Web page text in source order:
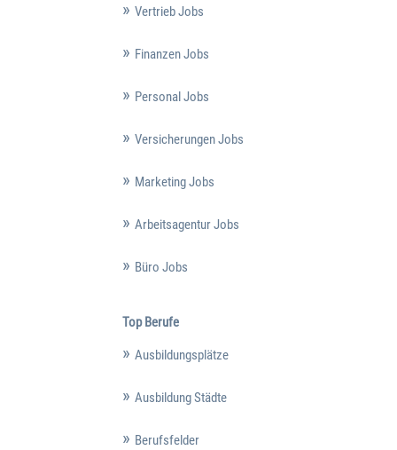
Vertrieb Jobs
Finanzen Jobs
Personal Jobs
Versicherungen Jobs
Marketing Jobs
Arbeitsagentur Jobs
Büro Jobs
Top Berufe
Ausbildungsplätze
Ausbildung Städte
Berufsfelder